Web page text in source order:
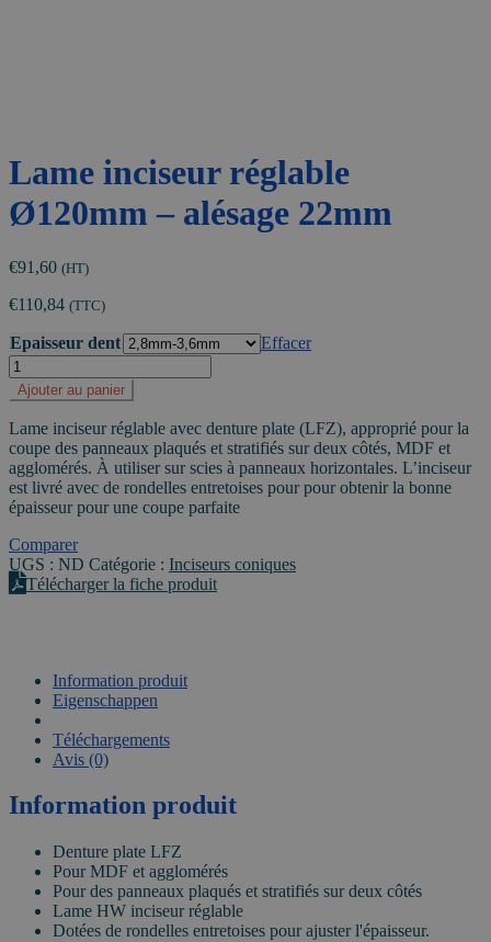
Lame inciseur réglable
Ø120mm – alésage 22mm
€91,60 (HT)
€110,84 (TTC)
Epaisseur dent
Effacer
quantité
de
Lame
inciseur
réglable
Ø120mm
-
alésage
22mm
Ajouter au panier
Lame inciseur réglable avec denture plate (LFZ), approprié pour la
coupe des panneaux plaqués et stratifiés sur deux côtés, MDF et
agglomérés. À utiliser sur scies à panneaux horizontales. L’inciseur
est livré avec de rondelles entretoises pour pour obtenir la bonne
épaisseur pour une coupe parfaite
Comparer
UGS : ND Catégorie : Inciseurs coniques
Télécharger la fiche produit
Information produit
Eigenschappen
Téléchargements
Avis (0)
Information produit
Denture plate LFZ
Pour MDF et agglomérés
Pour des panneaux plaqués et stratifiés sur deux côtés
Lame HW inciseur réglable
Dotées de rondelles entretoises pour ajuster l'épaisseur.